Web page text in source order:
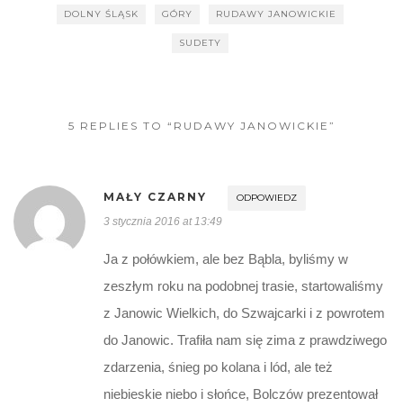
DOLNY ŚLĄSK GÓRY RUDAWY JANOWICKIE
SUDETY
5 REPLIES TO “RUDAWY JANOWICKIE”
MAŁY CZARNY ODPOWIEDZ
3 stycznia 2016 at 13:49
Ja z połówkiem, ale bez Bąbla, byliśmy w
zeszłym roku na podobnej trasie, startowaliśmy
z Janowic Wielkich, do Szwajcarki i z powrotem
do Janowic. Trafiła nam się zima z prawdziwego
zdarzenia, śnieg po kolana i lód, ale też
niebieskie niebo i słońce, Bolczów prezentował